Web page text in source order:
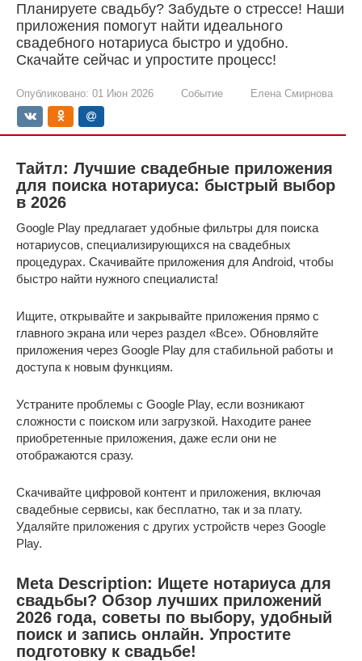
Планируете свадьбу? Забудьте о стрессе! Наши
приложения помогут найти идеального
свадебного нотариуса быстро и удобно.
Скачайте сейчас и упростите процесс!
Опубликовано: 01 Июн 2026 Событие Елена Смирнова
Тайтл: Лучшие свадебные приложения
для поиска нотариуса: быстрый выбор
в 2026
Google Play предлагает удобные фильтры для поиска
нотариусов, специализирующихся на свадебных
процедурах. Скачивайте приложения для Android, чтобы
быстро найти нужного специалиста!
Ищите, открывайте и закрывайте приложения прямо с
главного экрана или через раздел «Все». Обновляйте
приложения через Google Play для стабильной работы и
доступа к новым функциям.
Устраните проблемы с Google Play, если возникают
сложности с поиском или загрузкой. Находите ранее
приобретенные приложения, даже если они не
отображаются сразу.
Скачивайте цифровой контент и приложения, включая
свадебные сервисы, как бесплатно, так и за плату.
Удаляйте приложения с других устройств через Google
Play.
Meta Description: Ищете нотариуса для
свадьбы? Обзор лучших приложений
2026 года, советы по выбору, удобный
поиск и запись онлайн. Упростите
подготовку к свадьбе!